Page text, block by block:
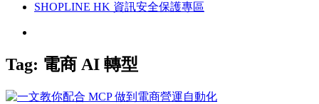
SHOPLINE HK 資訊安全保護專區
Tag: 電商 AI 轉型